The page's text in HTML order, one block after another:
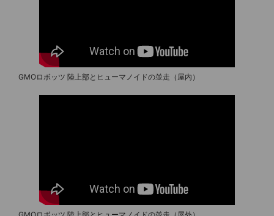
GMOロボッツ 陸上部とヒューマノイドの並走（屋内）